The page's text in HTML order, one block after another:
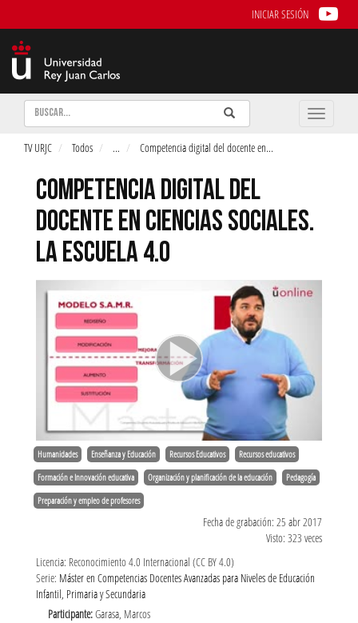
INICIAR SESIÓN
Buscar Enviar
Buscar
Toggle
TV URJC Todos ... Competencia digital del docente en...
COMPETENCIA DIGITAL DEL
DOCENTE EN CIENCIAS SOCIALES.
LA ESCUELA 4.0
Humanidades Enseñanza y Educación Recursos Educativos Recursos educativos
Formación e Innovación educativa Organización y planificación de la educación Pedagogía
Preparación y empleo de profesores
Fecha de grabación: 25 abr 2017
Visto: 323 veces
Licencia: Reconocimiento 4.0 Internacional (CC BY 4.0)
Serie: Máster en Competencias Docentes Avanzadas para Niveles de Educación
Infantil, Primaria y Secundaria
Participante:Garasa, Marcos